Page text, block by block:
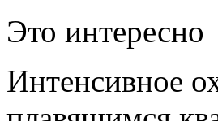
Это интересно
Интенсивное